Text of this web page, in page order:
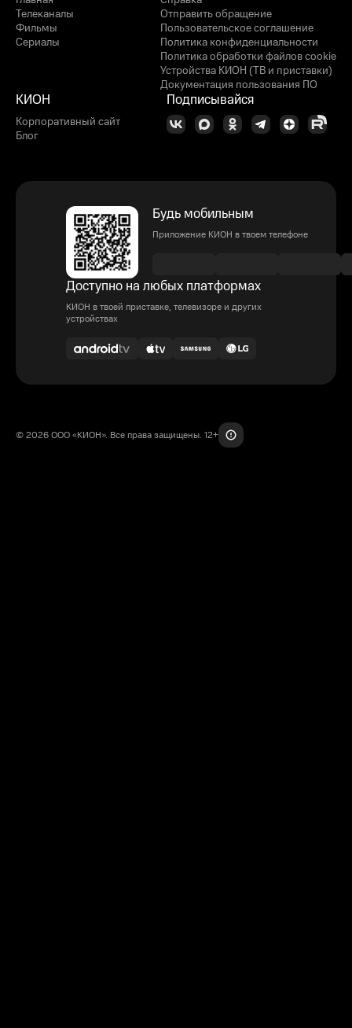
Телеканалы
Фильмы
Сериалы
Отправить обращение
Пользовательское соглашение
Политика конфиденциальности
Политика обработки файлов cookie
Устройства КИОН (ТВ и приставки)
Документация пользования ПО
КИОН
Корпоративный сайт
Блог
Подписывайся
Будь мобильным
Приложение КИОН в твоем телефоне
Доступно на любых платформах
КИОН в твоей приставке, телевизоре и других
устройствах
© 2026 ООО «КИОН». Все права защищены. 12+